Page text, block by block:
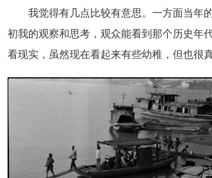
我觉得有几点比较有意思。一方面当年
初我的观察和思考，观众能看到那个历史年
看现实，虽然现在看起来有些幼稚，但也很真